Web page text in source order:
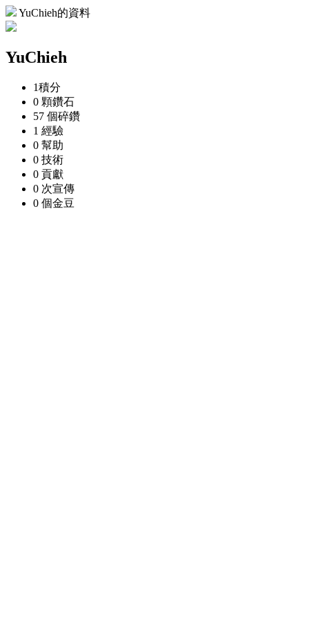
YuChieh的資料
YuChieh
1積分
0 顆鑽石
57 個碎鑽
1 經驗
0 幫助
0 技術
0 貢獻
0 次宣傳
0 個金豆